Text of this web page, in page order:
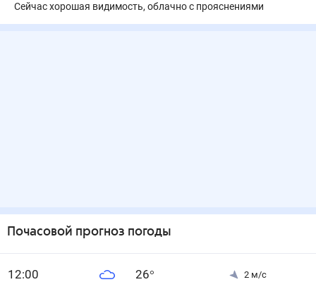
Сейчас хорошая видимость, облачно с прояснениями
Почасовой прогноз погоды
12:00 26° 2 м/с